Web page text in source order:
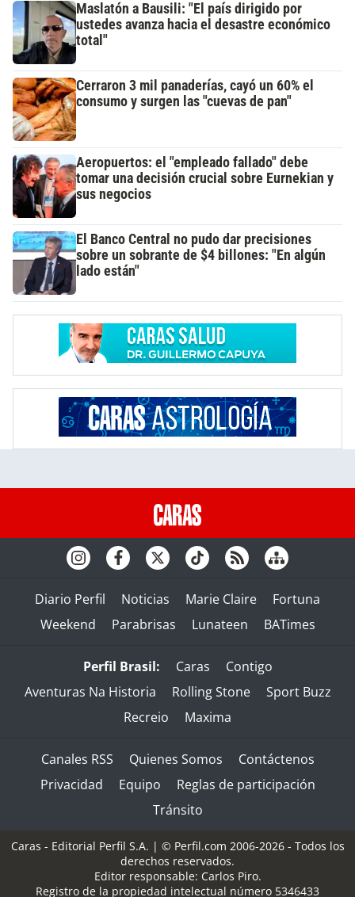
Maslatón a Bausili: "El país dirigido por
ustedes avanza hacia el desastre económico
total"
Cerraron 3 mil panaderías, cayó un 60% el
consumo y surgen las "cuevas de pan"
Aeropuertos: el "empleado fallado" debe
tomar una decisión crucial sobre Eurnekian y
sus negocios
El Banco Central no pudo dar precisiones
sobre un sobrante de $4 billones: "En algún
lado están"
Diario Perfil Noticias Marie Claire
Fortuna
Weekend
Parabrisas Lunateen BATimes
Perfil Brasil: Caras
Contigo
Aventuras Na Historia
Rolling Stone
Sport Buzz
Recreio
Maxima
Canales RSS Quienes Somos
Contáctenos
Privacidad
Equipo
Reglas de participación
Tránsito
Caras - Editorial Perfil S.A. | © Perfil.com 2006-2026 - Todos los
derechos reservados.
Editor responsable: Carlos Piro.
Registro de la propiedad intelectual número 5346433